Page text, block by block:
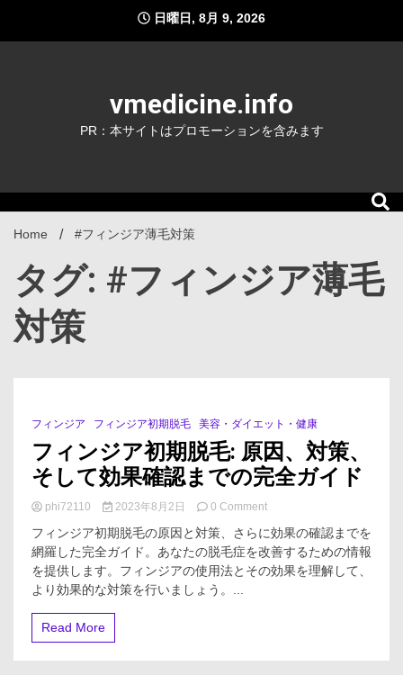
content
日曜日, 8月 9, 2026
vmedicine.info
PR：本サイトはプロモーションを含みます
Home #フィンジア薄毛対策
タグ: #フィンジア薄毛
対策
1 Minute
フィンジア フィンジア初期脱毛 美容・ダイエット・健康
フィンジア初期脱毛: 原因、対策、
そして効果確認までの完全ガイド
phi72110 2023年8月2日 0 Commenton
ィ
ン
ジ
フィンジア初期脱毛の原因と対策、さらに効果の確認までを
網羅した完全ガイド。あなたの脱毛症を改善するための情報
を提供します。フィンジアの使用法とその効果を理解して、
より効果的な対策を行いましょう。...
Read More